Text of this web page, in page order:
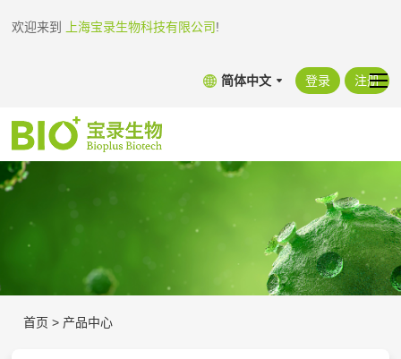
欢迎来到 上海宝录生物科技有限公司!
简体中文 登录 注册
首页 > 产品中心